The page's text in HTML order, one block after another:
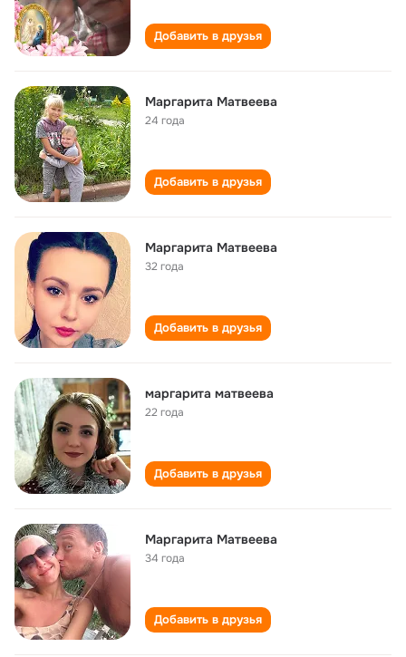
Добавить в друзья
Маргарита Матвеева
24 года
Добавить в друзья
Маргарита Матвеева
32 года
Добавить в друзья
маргарита матвеева
22 года
Добавить в друзья
Маргарита Матвеева
34 года
Добавить в друзья